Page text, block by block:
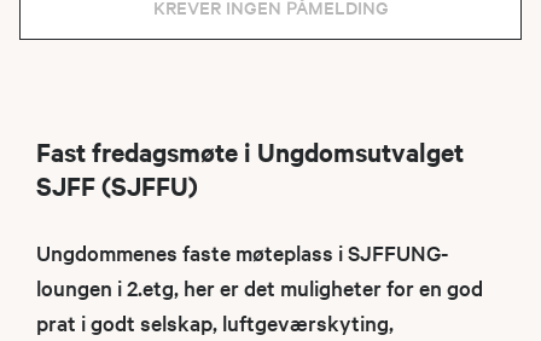
KREVER INGEN PÅMELDING
Fast fredagsmøte i Ungdomsutvalget
SJFF (SJFFU)
Ungdommenes faste møteplass i SJFFUNG-
loungen i 2.etg, her er det muligheter for en god
prat i godt selskap, luftgeværskyting,